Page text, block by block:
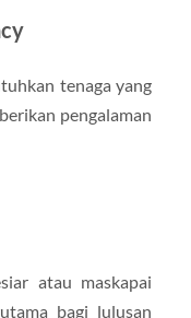
tenaga yang
pengalaman
atau maskapai
bagi lulusan